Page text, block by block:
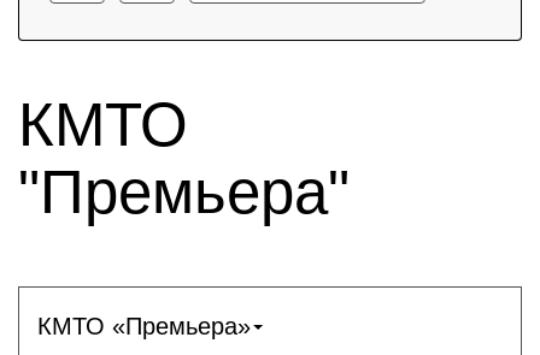
КМТО
"Премьера"
КМТО «Премьера»